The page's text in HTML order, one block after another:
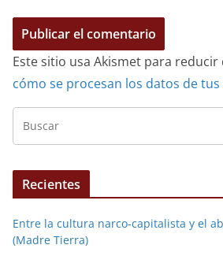
Este sitio usa Akismet para reducir
cómo se procesan los datos de
Recientes
Entre la cultura narco-capitalista y el
(Madre Tierra)